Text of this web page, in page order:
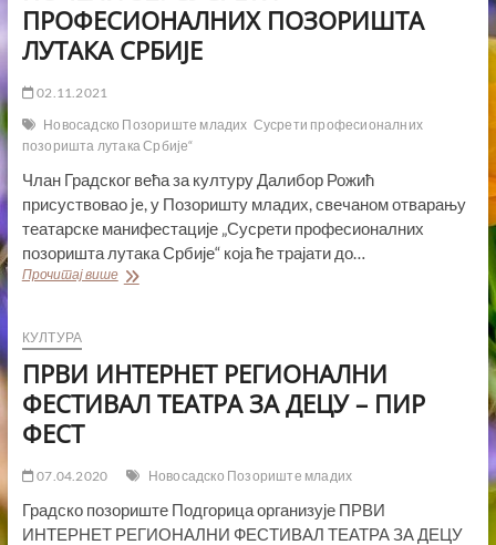
ПРОФЕСИОНАЛНИХ ПОЗОРИШТА
ЛУТАКА СРБИЈЕ
02.11.2021
Новосадско Позориште младих Сусрети професионалних
позоришта лутака Србије“
Члан Градског већа за културу Далибор Рожић
присуствоваo je, у Позоришту младих, свечаном отварању
театарске манифестације „Сусрети професионалних
позоришта лутака Србије“ која ће трајати до…
Прочитај вишеПОЧЕЛИ
ЛУТАКА
СРБИЈЕ
КУЛТУРА
ПРВИ ИНТЕРНЕТ РЕГИОНАЛНИ
ФЕСТИВАЛ ТЕАТРА ЗА ДЕЦУ – ПИР
ФЕСТ
07.04.2020 Новосадско Позориште младих
Градско позориште Подгорица организује ПРВИ
ИНТЕРНЕТ РЕГИОНАЛНИ ФЕСТИВАЛ ТЕАТРА ЗА ДЕЦУ